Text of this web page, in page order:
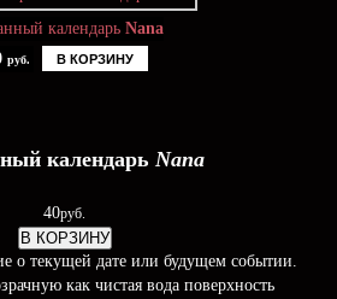
календарь Nana
руб. В КОРЗИНУ
календарь Nana
40руб.
В КОРЗИНУ
о текущей дате или будущем событии.
как чистая вода поверхность